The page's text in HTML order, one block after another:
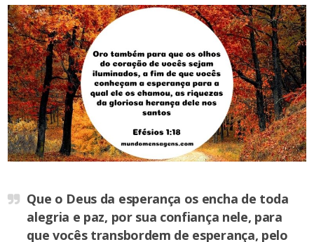
Que o Deus da esperança os encha de toda
alegria e paz, por sua confiança nele, para
que vocês transbordem de esperança, pelo